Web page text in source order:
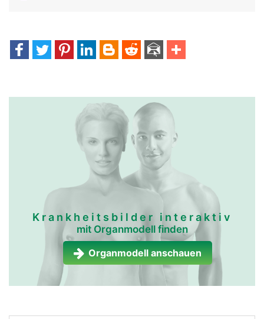
Krankheitsbilder interaktiv
mit Organmodell finden
Organmodell anschauen